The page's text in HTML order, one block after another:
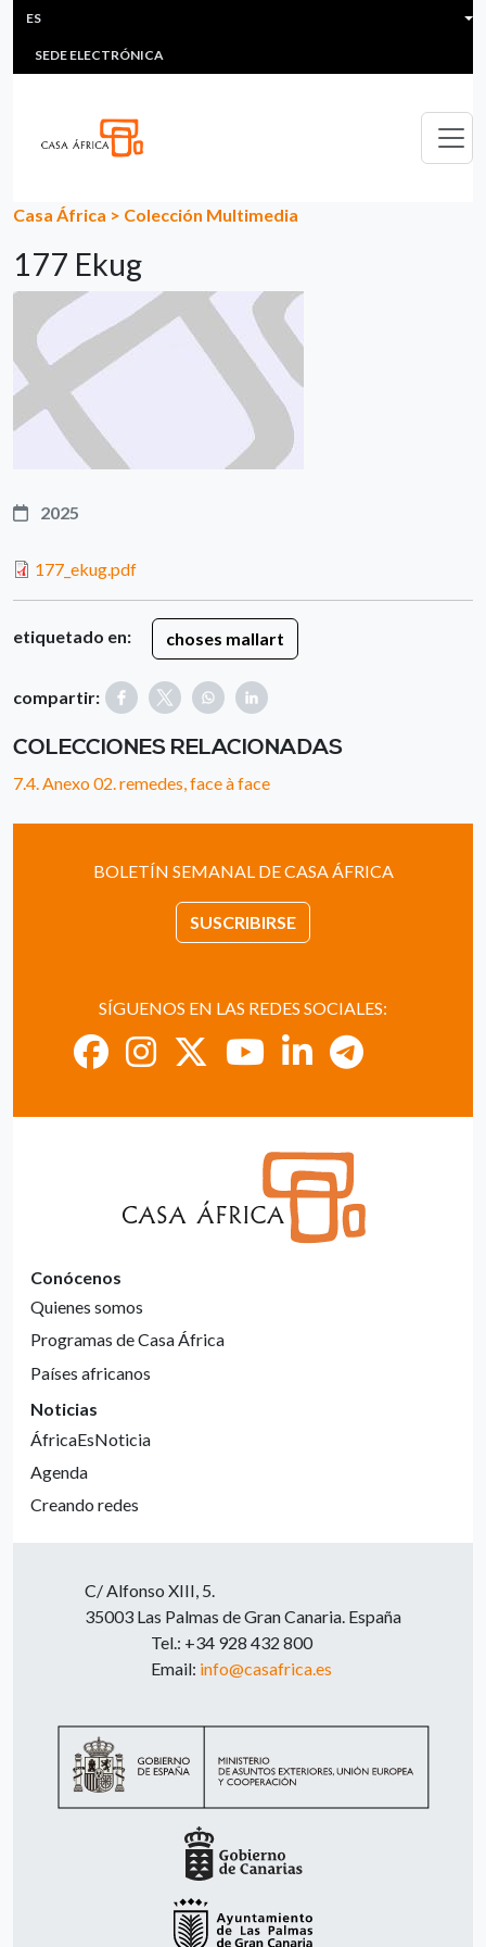
Pasar al contenido principal
HEADER MENU
MULTIMEDIA
SEDE ELECTRÓNICA
ES
Casa África > Colección Multimedia
177 Ekug
2025
177_ekug.pdf
etiquetado en: choses mallart
compartir:
COLECCIONES RELACIONADAS
7.4. Anexo 02. remedes, face à face
BOLETÍN SEMANAL DE CASA ÁFRICA
SUSCRIBIRSE
SÍGUENOS EN LAS REDES SOCIALES:
Conócenos
Quienes somos
Programas de Casa África
Países africanos
Noticias
ÁfricaEsNoticia
Agenda
Creando redes
C/ Alfonso XIII, 5.
35003 Las Palmas de Gran Canaria. España
Tel.: +34 928 432 800
Email: info@casafrica.es